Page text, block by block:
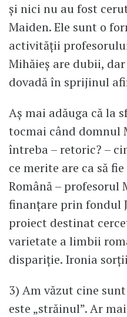
și nici nu au fost
Maiden. Ele sunt o
activității
Mihăieș are dubii,
dovadă în sprijinul
Aș mai adăuga că la
tocmai când domnul
întreba – retoric? –
ce merite are ca să
Română – profesorul
finanțare prin fondul
proiect destinat
varietate a limbii
dispariție. Ironia
3) Am văzut cine
este „străinul”. Ar